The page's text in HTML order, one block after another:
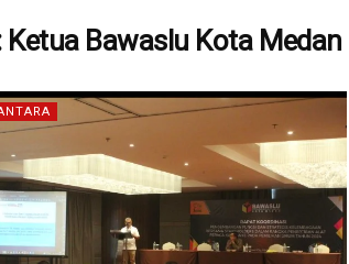
Ketua Bawaslu Kota Medan